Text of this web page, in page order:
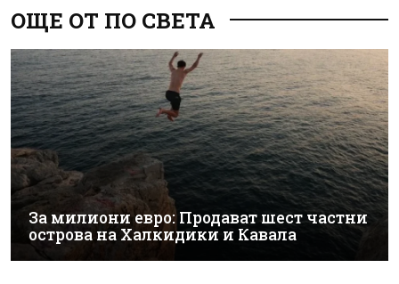
ОЩЕ ОТ ПО СВЕТА
За милиони евро: Продават шест частни
острова на Халкидики и Кавала